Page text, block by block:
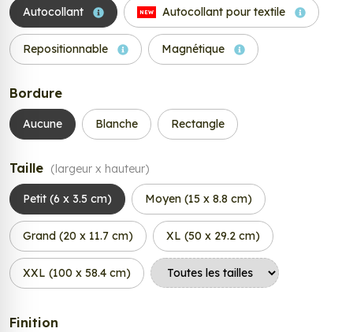
Autocollant NEW Autocollant pour textile
Repositionnable Magnétique
Bordure
Aucune Blanche Rectangle
Taille (largeur x hauteur)
Petit (6 x 3.5 cm) Moyen (15 x 8.8 cm)
Grand (20 x 11.7 cm) XL (50 x 29.2 cm)
XXL (100 x 58.4 cm)
Finition